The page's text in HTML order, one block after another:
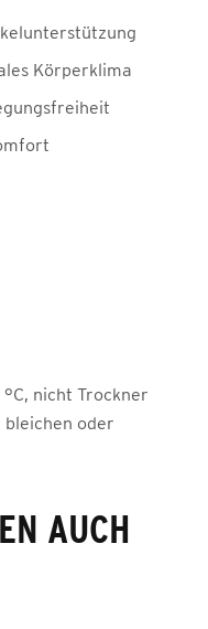
Körperklima
nicht Trockner
bleichen oder
AUCH